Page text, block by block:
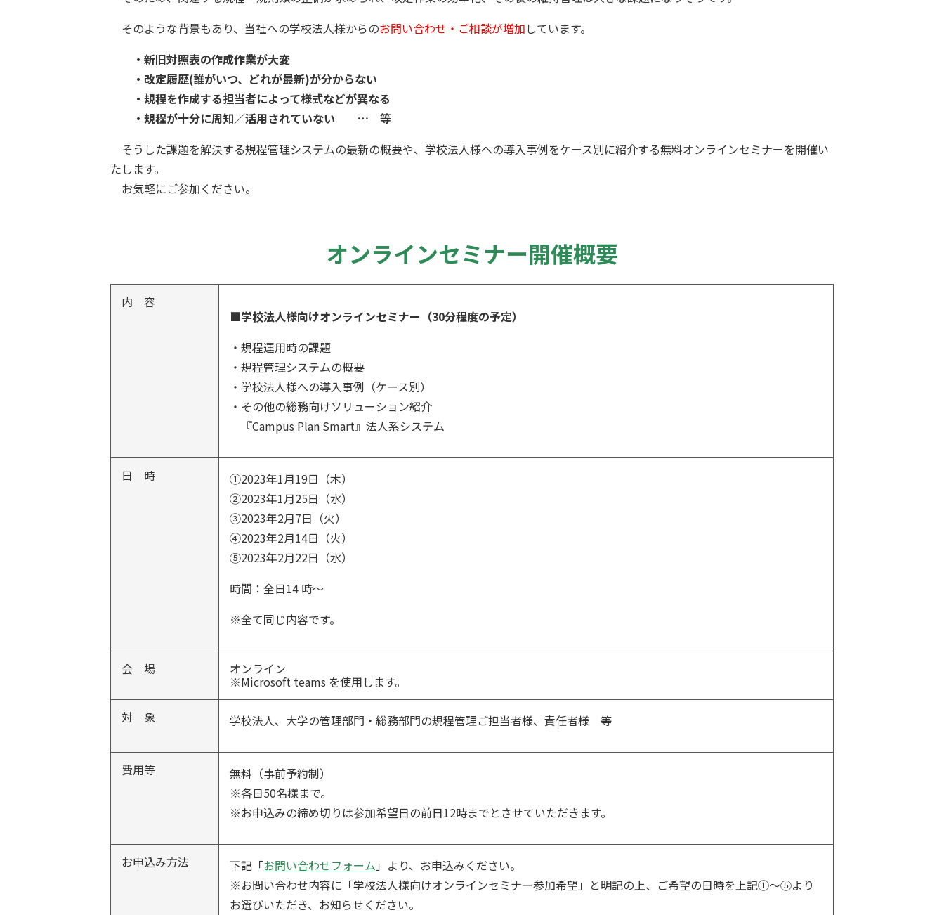
そのような背景もあり、当社への学校法人様からのお問い合わせ・ご相談が増加しています。
・新旧対照表の作成作業が大変
・改定履歴(誰がいつ、どれが最新)が分からない
・規程を作成する担当者によって様式などが異なる
・規程が十分に周知／活用されていない … 等
そうした課題を解決する規程管理システムの最新の概要や、学校法人様への導入事例をケース別に紹介する無料オンラインセミナーを開催い
たします。
お気軽にご参加ください。
オンラインセミナー開催概要
内 容
■学校法人様向けオンラインセミナー（30分程度の予定）
・規程運用時の課題
・規程管理システムの概要
・学校法人様への導入事例（ケース別）
・その他の総務向けソリューション紹介
『Campus Plan Smart』法人系システム
日 時
①2023年1月19日（木）
②2023年1月25日（水）
③2023年2月7日（火）
④2023年2月14日（火）
⑤2023年2月22日（水）
時間：全日14 時～
※全て同じ内容です。
会 場 オンライン
※Microsoft teams を使用します。
対 象 学校法人、大学の管理部門・総務部門の規程管理ご担当者様、責任者様 等
費用等
無料（事前予約制）
※各日50名様まで。
※お申込みの締め切りは参加希望日の前日12時までとさせていただきます。
お申込み方法 下記「お問い合わせフォーム 」より、お申込みください。
※お問い合わせ内容に「学校法人様向けオンラインセミナー参加希望」と明記の上、ご希望の日時を上記①～⑤より
お選びいただき、お知らせください。